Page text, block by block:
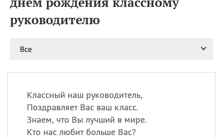
руководителю
Все
Классный наш руководитель,
Поздравляет Вас ваш класс.
Знаем, что Вы лучший в мире.
Кто нас любит больше Вас?
Happens Day)
больных
09.08 День книголюбов (Book
Lovers Day)